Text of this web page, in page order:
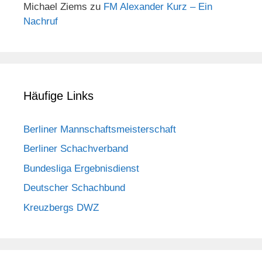
Michael Ziems zu FM Alexander Kurz – Ein
Nachruf
Häufige Links
Berliner Mannschaftsmeisterschaft
Berliner Schachverband
Bundesliga Ergebnisdienst
Deutscher Schachbund
Kreuzbergs DWZ